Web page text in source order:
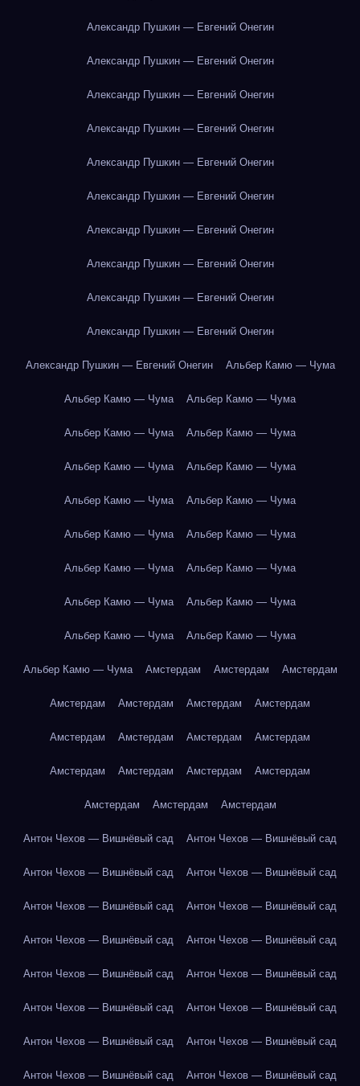
Александр Пушкин — Евгений Онегин
Александр Пушкин — Евгений Онегин
Александр Пушкин — Евгений Онегин
Александр Пушкин — Евгений Онегин
Александр Пушкин — Евгений Онегин
Александр Пушкин — Евгений Онегин
Александр Пушкин — Евгений Онегин
Александр Пушкин — Евгений Онегин
Александр Пушкин — Евгений Онегин
Александр Пушкин — Евгений Онегин
Александр Пушкин — Евгений Онегин Альбер Камю — Чума
Альбер Камю — Чума Альбер Камю — Чума
Альбер Камю — Чума Альбер Камю — Чума
Альбер Камю — Чума Альбер Камю — Чума
Альбер Камю — Чума Альбер Камю — Чума
Альбер Камю — Чума Альбер Камю — Чума
Альбер Камю — Чума Альбер Камю — Чума
Альбер Камю — Чума Альбер Камю — Чума
Альбер Камю — Чума Альбер Камю — Чума
Альбер Камю — Чума Амстердам Амстердам Амстердам
Амстердам Амстердам Амстердам Амстердам
Амстердам Амстердам Амстердам Амстердам
Амстердам Амстердам Амстердам Амстердам
Амстердам Амстердам Амстердам
Антон Чехов — Вишнёвый сад Антон Чехов — Вишнёвый сад
Антон Чехов — Вишнёвый сад Антон Чехов — Вишнёвый сад
Антон Чехов — Вишнёвый сад Антон Чехов — Вишнёвый сад
Антон Чехов — Вишнёвый сад Антон Чехов — Вишнёвый сад
Антон Чехов — Вишнёвый сад Антон Чехов — Вишнёвый сад
Антон Чехов — Вишнёвый сад Антон Чехов — Вишнёвый сад
Антон Чехов — Вишнёвый сад Антон Чехов — Вишнёвый сад
Антон Чехов — Вишнёвый сад Антон Чехов — Вишнёвый сад